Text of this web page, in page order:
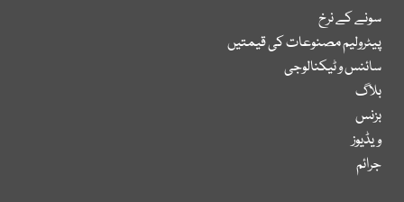
سونے کے نرخ
پیٹرولیم مصنوعات کی قیمتیں
سائنس و ٹیکنالوجی
بلاگ
بزنس
ویڈیوز
جرائم